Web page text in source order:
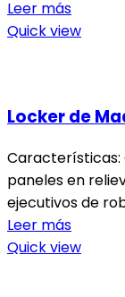
Leer más
Quick view
Locker de
Características:
paneles en
ejecutivos de
Leer más
Quick view